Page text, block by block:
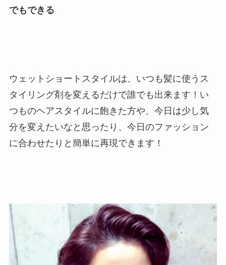
でもできる
ウェットショートスタイルは、いつも髪に使うス
タイリング剤を変えるだけで誰でも出来ます！い
つものヘアスタイルに飽きた方や、今日は少し気
分を変えたいなと思ったり、今日のファッション
に合わせたりと簡単に再現できます！